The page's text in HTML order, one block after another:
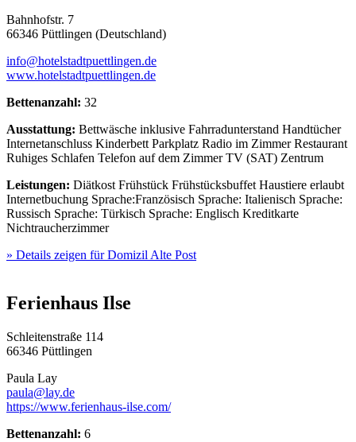
Bahnhofstr. 7
66346 Püttlingen (Deutschland)
info@hotelstadtpuettlingen.de
www.hotelstadtpuettlingen.de
Bettenanzahl: 32
Ausstattung: Bettwäsche inklusive Fahrradunterstand Handtücher
Internetanschluss Kinderbett Parkplatz Radio im Zimmer Restaurant
Ruhiges Schlafen Telefon auf dem Zimmer TV (SAT) Zentrum
Leistungen: Diätkost Frühstück Frühstücksbuffet Haustiere erlaubt
Internetbuchung Sprache:Französisch Sprache: Italienisch Sprache:
Russisch Sprache: Türkisch Sprache: Englisch Kreditkarte
Nichtraucherzimmer
» Details zeigen für Domizil Alte Post
Ferienhaus Ilse
Schleitenstraße 114
66346 Püttlingen
Paula Lay
paula@lay.de
https://www.ferienhaus-ilse.com/
Bettenanzahl: 6